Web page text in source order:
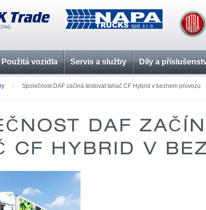
Použitá vozidla Servis a služby Díly a
Společnost DAF začíná testovat tahač CF Hybrid v beznem provozu
DAF
CF HYBRID V